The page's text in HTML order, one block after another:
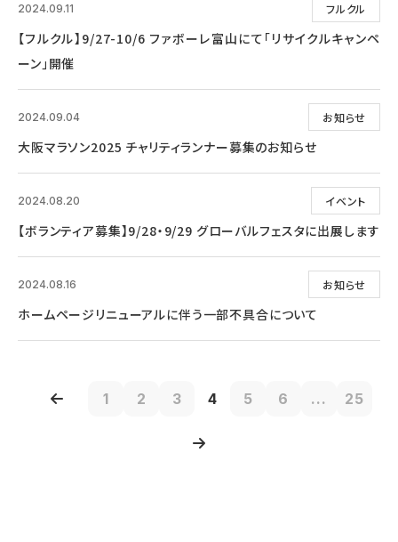
フルクル
2024.09.11
【フルクル】9/27-10/6 ファボーレ富山にて「リサイクルキャンペ
ーン」開催
お知らせ
2024.09.04
大阪マラソン2025 チャリティランナー募集のお知らせ
イベント
2024.08.20
【ボランティア募集】9/28・9/29 グローバルフェスタに出展します
お知らせ
2024.08.16
ホームページリニューアルに伴う一部不具合について
1 2 3 4 5 6 ... 25